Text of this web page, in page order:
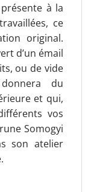
à la
ce
original.
d’un émail
ou de vide
du
et qui,
vos
Somogyi
son atelier